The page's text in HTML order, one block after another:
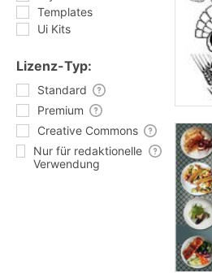
Templates
Ui Kits
Lizenz-Typ:
Standard
Premium
Creative Commons
Nur für redaktionelle
Verwendung